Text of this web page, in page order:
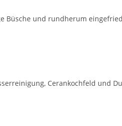
Büsche und rundherum
Cerankochfeld und